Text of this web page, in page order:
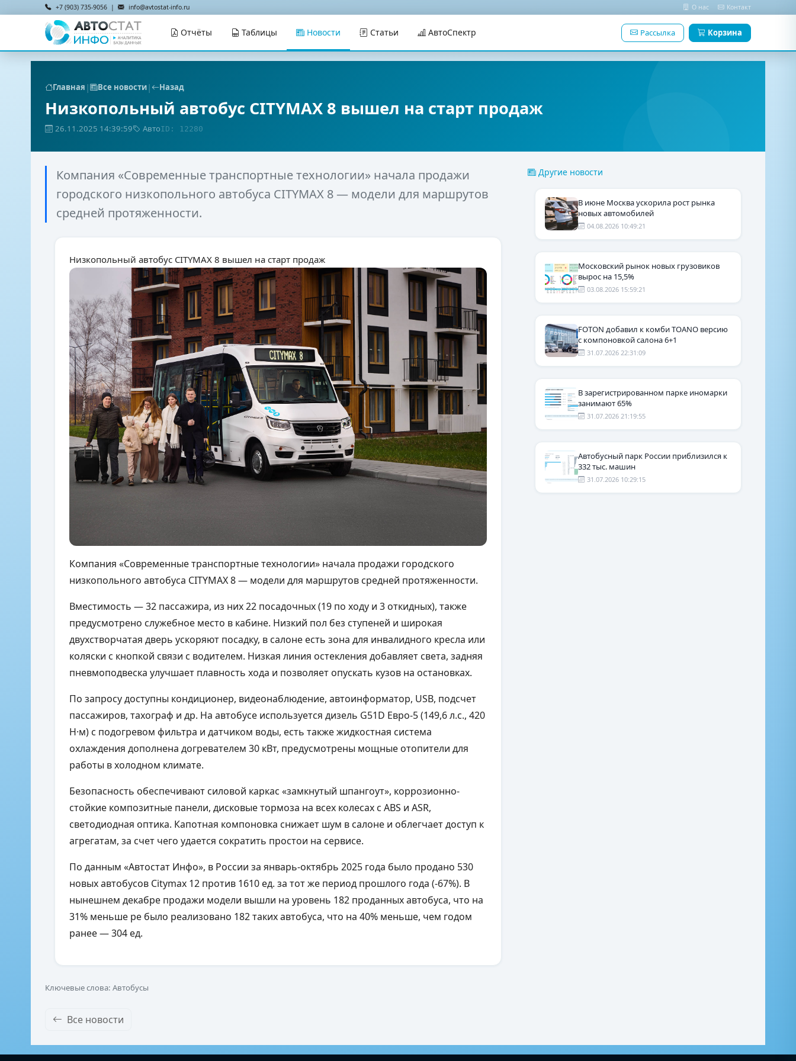
+7 (903) 735-9056 | info@avtostat-info.ru О нас Контакт
Отчёты Таблицы Новости Статьи АвтоСпектр Рассылка Корзина
Главная | Все новости| Назад
Низкопольный автобус CITYMAX 8 вышел на старт продаж
26.11.2025 14:39:59 АвтоID: 12280
Компания «Современные транспортные технологии» начала продажи
городского низкопольного автобуса CITYMAX 8 — модели для маршрутов
средней протяженности.
Низкопольный автобус CITYMAX 8 вышел на старт продаж
Компания «Современные транспортные технологии» начала продажи городского
низкопольного автобуса CITYMAX 8 — модели для маршрутов средней протяженности.
Вместимость — 32 пассажира, из них 22 посадочных (19 по ходу и 3 откидных), также
предусмотрено служебное место в кабине. Низкий пол без ступеней и широкая
двухстворчатая дверь ускоряют посадку, в салоне есть зона для инвалидного кресла или
коляски с кнопкой связи с водителем. Низкая линия остекления добавляет света, задняя
пневмоподвеска улучшает плавность хода и позволяет опускать кузов на остановках.
По запросу доступны кондиционер, видеонаблюдение, автоинформатор, USB, подсчет
пассажиров, тахограф и др. На автобусе используется дизель G51D Евро-5 (149,6 л.с., 420
Н·м) с подогревом фильтра и датчиком воды, есть также жидкостная система
охлаждения дополнена догревателем 30 кВт, предусмотрены мощные отопители для
работы в холодном климате.
Безопасность обеспечивают силовой каркас «замкнутый шпангоут», коррозионно-
стойкие композитные панели, дисковые тормоза на всех колесах с ABS и ASR,
светодиодная оптика. Капотная компоновка снижает шум в салоне и облегчает доступ к
агрегатам, за счет чего удается сократить простои на сервисе.
По данным «Автостат Инфо», в России за январь-октябрь 2025 года было продано 530
новых автобусов Citymax 12 против 1610 ед. за тот же период прошлого года (-67%). В
нынешнем декабре продажи модели вышли на уровень 182 проданных автобуса, что на
31% меньше ре было реализовано 182 таких автобуса, что на 40% меньше, чем годом
ранее — 304 ед.
Ключевые слова: Автобусы
Все новости
Другие новости
В июне Москва ускорила рост рынка
новых автомобилей
04.08.2026 10:49:21
Московский рынок новых грузовиков
вырос на 15,5%
03.08.2026 15:59:21
FOTON добавил к комби TOANO версию
с компоновкой салона 6+1
31.07.2026 22:31:09
В зарегистрированном парке иномарки
занимают 65%
31.07.2026 21:19:55
Автобусный парк России приблизился к
332 тыс. машин
31.07.2026 10:29:15